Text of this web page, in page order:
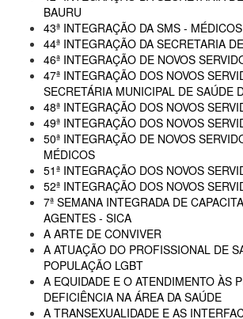
BAURU
43ª INTEGRAÇÃO DA SMS - MÉDICOS
44ª INTEGRAÇÃO DA SECRETARIA
46ª INTEGRAÇÃO DE NOVOS
47ª INTEGRAÇÃO DOS NOVOS
SECRETÁRIA MUNICIPAL DE SAÚDE
48ª INTEGRAÇÃO DOS NOVOS
49ª INTEGRAÇÃO DOS NOVOS
50ª INTEGRAÇÃO DE NOVOS
MÉDICOS
51ª INTEGRAÇÃO DOS NOVOS
52ª INTEGRAÇÃO DOS NOVOS
7ª SEMANA INTEGRADA DE
AGENTES - SICA
A ARTE DE CONVIVER
A ATUAÇÃO DO PROFISSIONAL DE
POPULAÇÃO LGBT
A EQUIDADE E O ATENDIMENTO ÀS
DEFICIÊNCIA NA ÁREA DA SAÚDE
A TRANSEXUALIDADE E AS